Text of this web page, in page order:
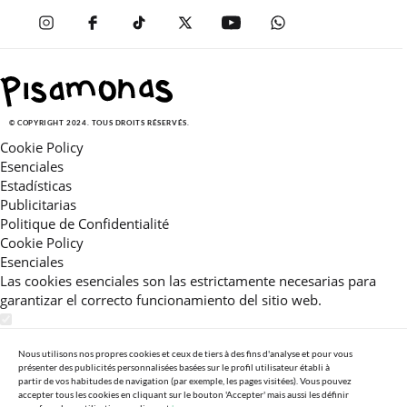
© COPYRIGHT 2024. TOUS DROITS RÉSERVÉS.
Cookie Policy
Esenciales
Estadísticas
Publicitarias
Politique de Confidentialité
Cookie Policy
Esenciales
Las cookies esenciales son las estrictamente necesarias para
garantizar el correcto funcionamiento del sitio web.
Estas cookies nos permiten ofrecerle una experiencia en el sitio
adaptada a su navegación (recomendaciones de producto
personalizadas, énfasis en categorías frecuentemente
Nous utilisons nos propres cookies et ceux de tiers à des fins d'analyse et pour vous
présenter des publicités personnalisées basées sur le profil utilisateur établi à
partir de vos habitudes de navigation (par exemple, les pages visitées). Vous pouvez
accepter tous les cookies en cliquant sur le bouton 'Accepter' mais aussi les définir